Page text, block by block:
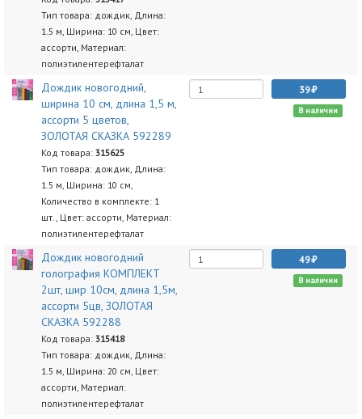
Тип товара: дождик, Длина:
1.5 м, Ширина: 10 см, Цвет:
ассорти, Материал:
полиэтилентерефталат
Дождик новогодний,
ширина 10 см, длина 1,5 м,
ассорти 5 цветов,
ЗОЛОТАЯ СКАЗКА 592289
Код товара: 315625
Тип товара: дождик, Длина:
1.5 м, Ширина: 10 см,
Количество в комплекте: 1
шт., Цвет: ассорти, Материал:
полиэтилентерефталат
39
В наличии
Дождик новогодний
голография КОМПЛЕКТ
2шт, шир 10см, длина 1,5м,
ассорти 5цв, ЗОЛОТАЯ
СКАЗКА 592288
Код товара: 315418
Тип товара: дождик, Длина:
1.5 м, Ширина: 20 см, Цвет:
ассорти, Материал:
полиэтилентерефталат
49
В наличии